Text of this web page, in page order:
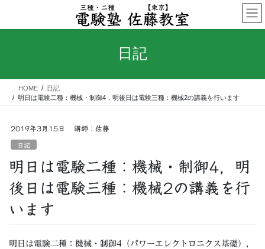
テ
ス
ゲ
ン
日記
HOME
日記
明日は電験二種：機械・制御4，明後日は電験三種：機械2の講義を行います
2019年3月15日 講師：佐藤
日記
明日は電験二種：機械・制御4，明
後日は電験三種：機械2の講義を行
います
明日は電験二種：機械・制御4（パワーエレクトロニクス基礎），